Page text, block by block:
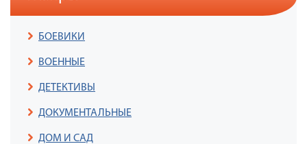
БОЕВИКИ
ВОЕННЫЕ
ДЕТЕКТИВЫ
ДОКУМЕНТАЛЬНЫЕ
ДОМ И САД